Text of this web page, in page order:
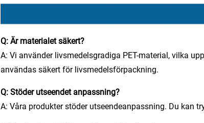
Q: Är materialet säkert?
A: Vi använder livsmedelsgradiga PET-material, vilka
användas säkert för livsmedelsförpackning.
Q: Stöder utseendet anpassning?
A: Våra produkter stöder utseendeanpassning. Du kan